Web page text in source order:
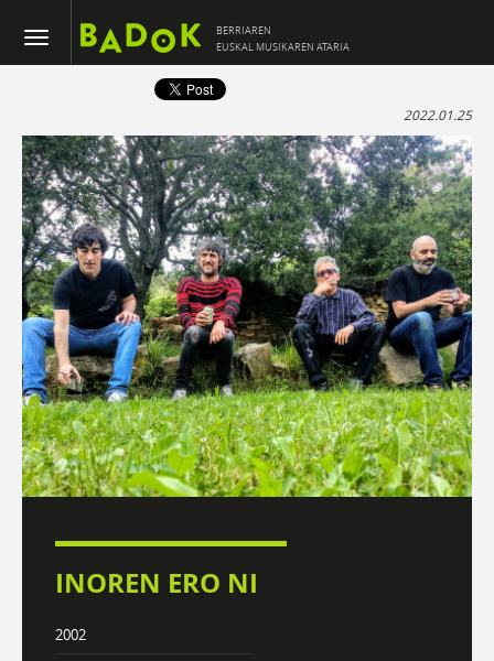
BERRIAREN
EUSKAL MUSIKAREN ATARIA
2022.01.25
INOREN ERO NI
2002